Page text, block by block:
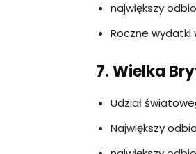
największy
Roczne wydatki
7. Wielka
Udział
Największy